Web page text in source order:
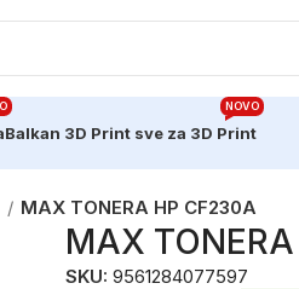
Balkan 3D Print sve za 3D Print
NOVO
MAX TONERA HP CF230A
MAX
SKU: 9561284077597